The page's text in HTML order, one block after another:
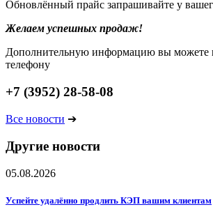
Обновлённый прайс запрашивайте у
Желаем успешных продаж!
Дополнительную информацию вы можете
телефону
+7 (3952) 28-58-08
Все новости ➔
Другие новости
05.08.2026
Успейте удалённо продлить КЭП вашим клиентам